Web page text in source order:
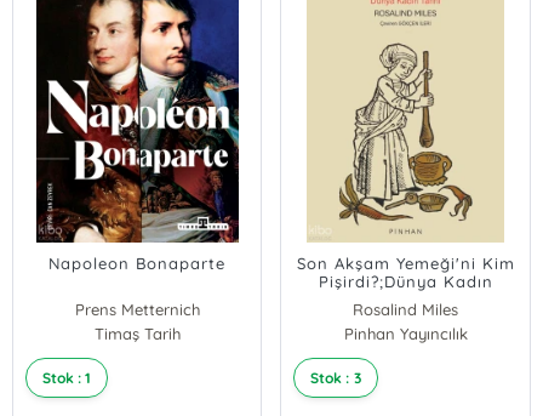
Napoleon Bonaparte
Prens Metternich
Timaş Tarih
Stok : 1
Son Akşam Yemeği'ni Kim
Pişirdi?;Dünya Kadın
Tarihi
Rosalind Miles
Pinhan Yayıncılık
Stok : 3